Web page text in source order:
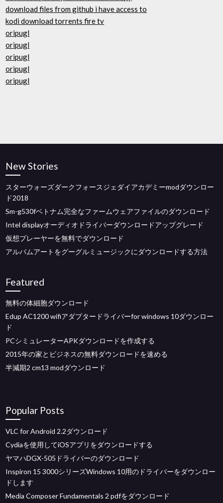
download files from github i have access to
kodi download torrents fire tv
oripugl
oripugl
oripugl
oripugl
oripugl
New Stories
スターウォーズダークフォースジェダイアカデミーmodダウンロー
ド2018
Sm-g530fベトナム完全なファームウェアファイルのダウンロード
Intel displayオーディオドライバーダウンロードアップグレード
仮想プレーヤーを無料でダウンロード
アルバムアートをグーグルミュージックにダウンロードする方法
Featured
無料の体細胞ダウンロード
Edup AC1200 wifiアダプタードライバーfor windows 10ダウンロー
ド
PCシミュレーターAPKダウンロードを作成する
2015年の家とビジネスの無料ダウンロードを速める
半減期2 cm13 modダウンロード
Popular Posts
VLC for Android 2.2ダウンロード
Cydiaを使用してiOSアプリをダウンロードする
ヤマハDGX-505ドライバーのダウンロード
Inspiron 15 3000シリーズWindows 10用のドライバーをダウンロー
ドします
Media Composer Fundamentals 2 pdfをダウンロード